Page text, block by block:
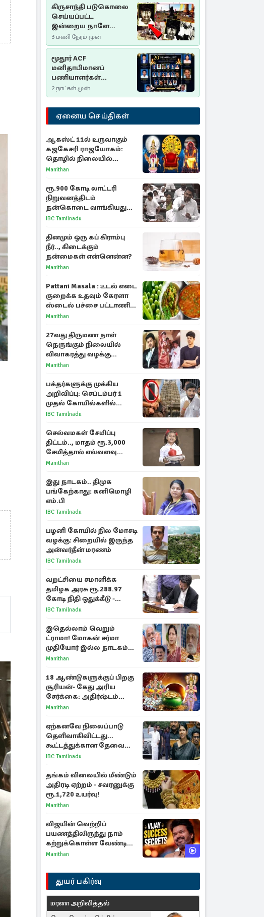
கிருசாந்தி படுகொலை
செய்யப்பட்ட
இன்றைய நாளே
செம்மணி
இனப்படுகொலை
தினம்…!
3 மணி நேரம் முன்
மூதூர் ACF
மனிதாபிமானப்
பணியாளர்கள்
படுகொலை (2006): 20
ஆண்டுகளாகியும் நீதி
மறுக்கப்பட்ட
மனிதாபிமானப்
பேரவலம்
2 நாட்கள் முன்
ஏனைய செய்திகள்
ஆகஸ்ட் 11ல் உருவாகும்
கஜகேசரி ராஜயோகம்:
தொழில் நிலையில்
அதிர்ஷ்டம் பெறும் 3
Manithan
ரூ.900 கோடி லாட்டரி
நிறுவனத்திடம்
நன்கொடை வாங்கியது
ஏன்? உதயநிதி - ஆதவ்
IBC Tamilnadu
தினமும் ஒரு கப் கிராம்பு
நீர்.., கிடைக்கும்
நன்மைகள் என்னென்ன?
Manithan
Pattani Masala : உடல் எடை
குறைக்க உதவும் கேரளா
ஸ்டைல் பச்சை பட்டாணி
கிரேவி
Manithan
27வது திருமண நாள்
நெருங்கும் நிலையில்
விவாகரத்து வழக்கு
வாபஸ்! விஜய்யுடன்
Manithan
பக்தர்களுக்கு முக்கிய
அறிவிப்பு: செப்டம்பர் 1
முதல் கோயில்களில்
மொபைலுக்கு தடை!
IBC Tamilnadu
செல்வமகள் சேமிப்பு
திட்டம்.., மாதம் ரூ.3,000
சேமித்தால் எவ்வளவு
கிடைக்கும்?
Manithan
இது நாடகம்.. திமுக
பங்கேற்காது: கனிமொழி
எம்.பி
IBC Tamilnadu
பழனி கோயில் நில மோசடி
வழக்கு: சிறையில் இருந்த
அன்வர்தீன் மரணம்
IBC Tamilnadu
வறட்சியை சமாளிக்க
தமிழக அரசு ரூ.288.97
கோடி நிதி ஒதுக்கீடு -
வெளியான அரசாணை
IBC Tamilnadu
இதெல்லாம் வெறும்
ட்ராமா! மோகன் சர்மா
முதியோர் இல்ல நாடகம்
குறித்து குட்டி பத்மினி
Manithan
18 ஆண்டுகளுக்குப் பிறகு
சூரியன்- கேது அரிய
சேர்க்கை: அதிர்ஷ்டம்
பெறும் 3 ராசிகள்!
Manithan
ஏற்கனவே நிலைப்பாடு
தெளிவாகிவிட்டது...
கூட்டத்துக்கான தேவை
என்ன? - கனிமொழி
IBC Tamilnadu
தங்கம் விலையில் மீண்டும்
அதிரடி ஏற்றம் - சவரனுக்கு
ரூ.1,720 உயர்வு!
Manithan
விஜயின் வெற்றிப்
பயணத்திலிருந்து நாம்
கற்றுக்கொள்ள வேண்டிய
முக்கிய 3 விடயங்கள்!
Manithan
துயர் பகிர்வு
மரண அறிவித்தல்